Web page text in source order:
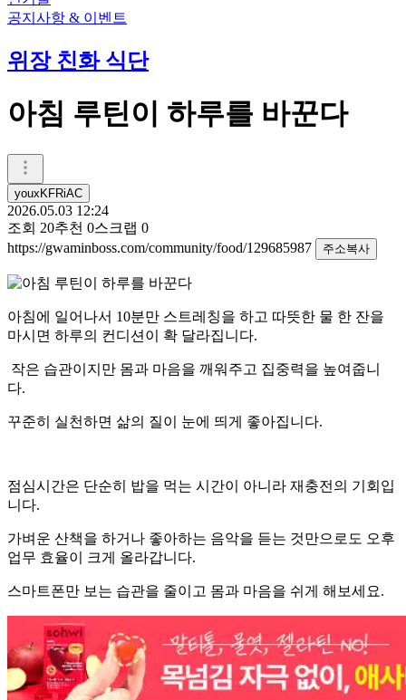
공지사항 & 이벤트
위장 친화 식단
아침 루틴이 하루를 바꾼다
youxKFRiAC
2026.05.03 12:24
조회 20추천 0스크랩 0
https://gwaminboss.com/community/food/129685987
주소복사
아침에 일어나서 10분만 스트레칭을 하고 따뜻한 물 한 잔을
마시면 하루의 컨디션이 확 달라집니다.
작은 습관이지만 몸과 마음을 깨워주고 집중력을 높여줍니
다.
꾸준히 실천하면 삶의 질이 눈에 띄게 좋아집니다.
점심시간은 단순히 밥을 먹는 시간이 아니라 재충전의 기회입
니다.
가벼운 산책을 하거나 좋아하는 음악을 듣는 것만으로도 오후
업무 효율이 크게 올라갑니다.
스마트폰만 보는 습관을 줄이고 몸과 마음을 쉬게 해보세요.